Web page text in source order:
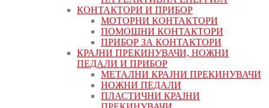
КОНТАКТОРИ И ПРИБОР
МОТОРНИ КОНТАКТОРИ
ПОМОШНИ КОНТАКТОРИ
ПРИБОР ЗА КОНТАКТОРИ
КРАЈНИ ПРЕКИНУВАЧИ, НОЖНИ
ПЕДАЛИ И ПРИБОР
МЕТАЛНИ КРАЈНИ ПРЕКИНУВАЧИ
НОЖНИ ПЕДАЛИ
ПЛАСТИЧНИ КРАЈНИ